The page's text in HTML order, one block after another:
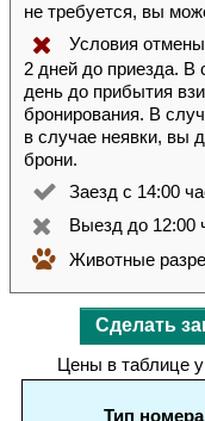
не требуется, вы
Условия
2 дней до приезда. В
день до прибытия
бронирования. В
в случае неявки, вы
брони.
Заезд с 14:00
Выезд до
Животные
Сделать
Цены в таблице
Тип номера